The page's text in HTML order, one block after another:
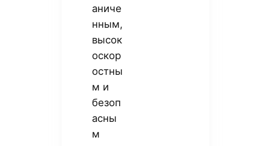
аниче
нным,
высок
оскор
остны
м и
безоп
асны
м